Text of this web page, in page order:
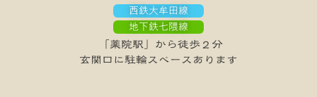
西鉄大牟田線
地下鉄七隈線
「薬院駅」から徒歩２分
玄関口に駐輪スペースあります